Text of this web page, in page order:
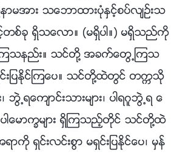
အား သေဘာထားပုံႏွင့္စပ္လ်ဥ္းသ
စ္ခု ရွိသေလာ။ (မရွိပါ။) မရွိသည္ကို
သနည္း။ သင္တို႔ အခက္ေတြ႕ၾကသ
ျပႏိုင္ၾကေပ။ သင္တို႔ထဲတြင္ တကၠသို
ြဲ႕ရေက်ာင္းသားမ်ား၊ ပါရဂူဘြဲ႕ရ ေ
ပါေမာကၡမ်ား ရွိၾကသည့္တိုင္ သင္တို႔ထဲ
ရွင္းလင္းစြာ မရွင္းျပႏိုင္ေပ၊ မွန္